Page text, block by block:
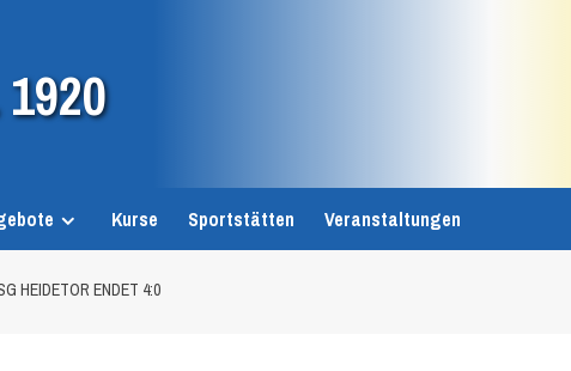
Kurse Sportstätten Veranstaltungen
HEIDETOR ENDET 4:0